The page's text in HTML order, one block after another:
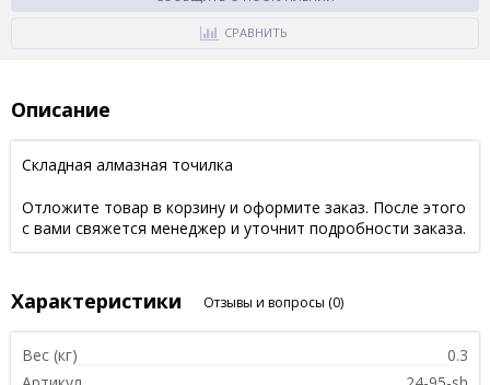
СРАВНИТЬ
Описание
Складная алмазная точилка
Отложите товар в корзину и оформите заказ. После этого
с вами свяжется менеджер и уточнит подробности заказа.
Характеристики Отзывы и вопросы (0)
Вес (кг)
0.3